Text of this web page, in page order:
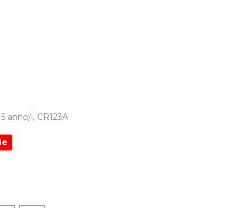
anno/i, CR123A